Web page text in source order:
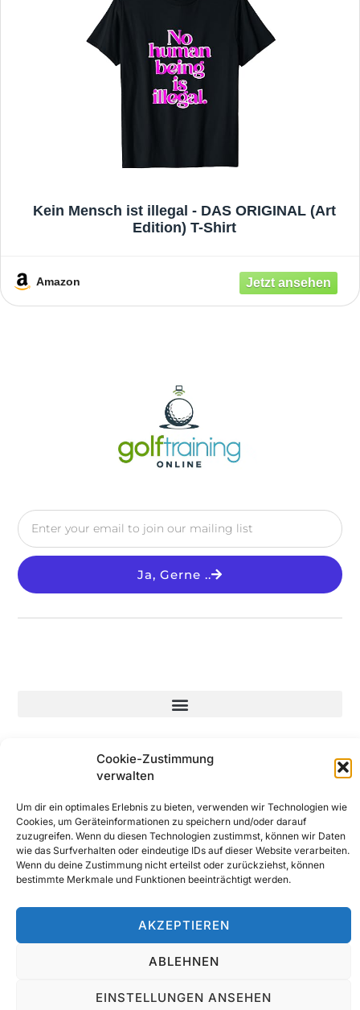
Cookie-Zustimmung
verwalten
Um dir ein optimales Erlebnis zu bieten, verwenden wir Technologien wie
Cookies, um Geräteinformationen zu speichern und/oder darauf
zuzugreifen. Wenn du diesen Technologien zustimmst, können wir Daten
wie das Surfverhalten oder eindeutige IDs auf dieser Website verarbeiten.
Wenn du deine Zustimmung nicht erteilst oder zurückziehst, können
bestimmte Merkmale und Funktionen beeinträchtigt werden.
AKZEPTIEREN
ABLEHNEN
EINSTELLUNGEN ANSEHEN
Kein Mensch ist illegal - DAS ORIGINAL (Art
Edition) T-Shirt
Amazon
Ja, Gerne ..